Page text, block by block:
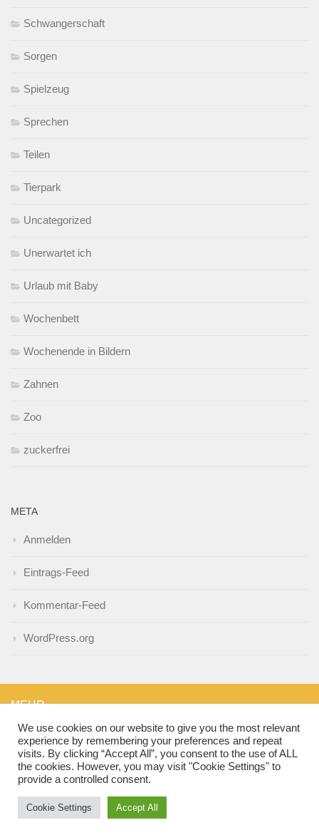
Schwangerschaft
Sorgen
Spielzeug
Sprechen
Teilen
Tierpark
Uncategorized
Unerwartet ich
Urlaub mit Baby
Wochenbett
Wochenende in Bildern
Zahnen
Zoo
zuckerfrei
META
Anmelden
Eintrags-Feed
Kommentar-Feed
WordPress.org
MEHR
NÄCHSTER BEITRAG
Baby stellt sich hin
VORHERIGER BEITRAG
Gastpost: Schnittmuster für Shirt, Tunika und Kleid
We use cookies on our website to give you the most relevant
experience by remembering your preferences and repeat
visits. By clicking “Accept All”, you consent to the use of ALL
the cookies. However, you may visit "Cookie Settings" to
provide a controlled consent.
Cookie Settings Accept All